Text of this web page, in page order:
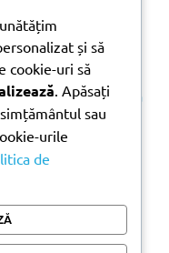
care contează
fiecărei soluții
lavabile
lucrările de
și să
cookie-uri să
. Apăsați
sau
urile
de